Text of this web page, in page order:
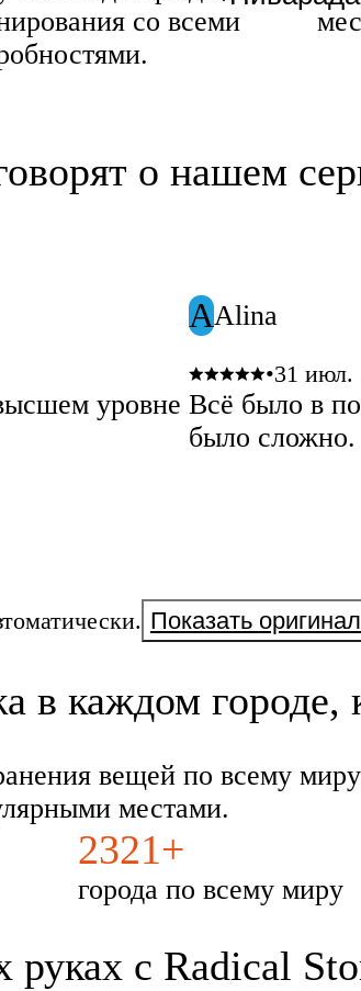
со всеми
о нашем
уровне
AAlina
•31 июл.
Всё было в
было сложно.
Показать оригинал
в каждом городе,
вещей по всему
местами.
2321+
города по всему миру
с Radical